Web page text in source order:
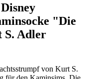
"Die
S. Adler
von Kurt S.